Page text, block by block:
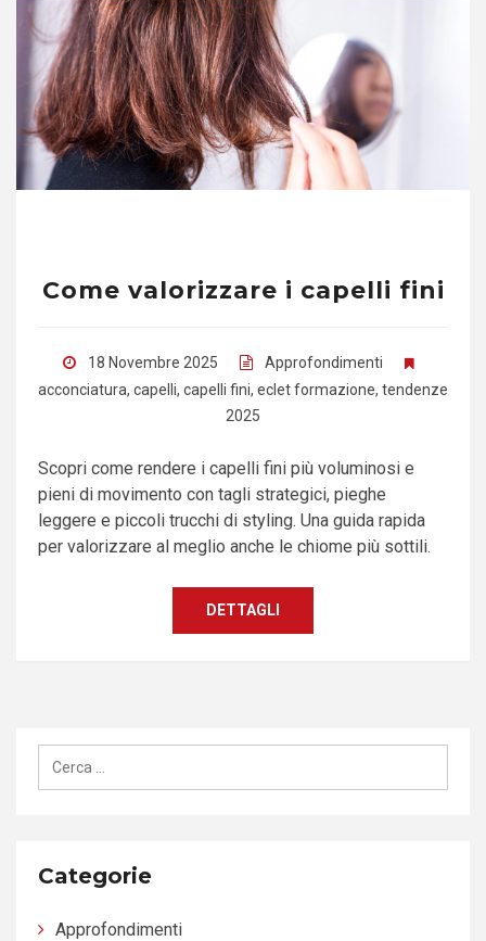
Come valorizzare i capelli fini
18 Novembre 2025
Approfondimenti
acconciatura, capelli, capelli fini, eclet formazione, tendenze
2025
Scopri come rendere i capelli fini più voluminosi e
pieni di movimento con tagli strategici, pieghe
leggere e piccoli trucchi di styling. Una guida rapida
per valorizzare al meglio anche le chiome più sottili.
DETTAGLI
Ricerca
Categorie
Approfondimenti